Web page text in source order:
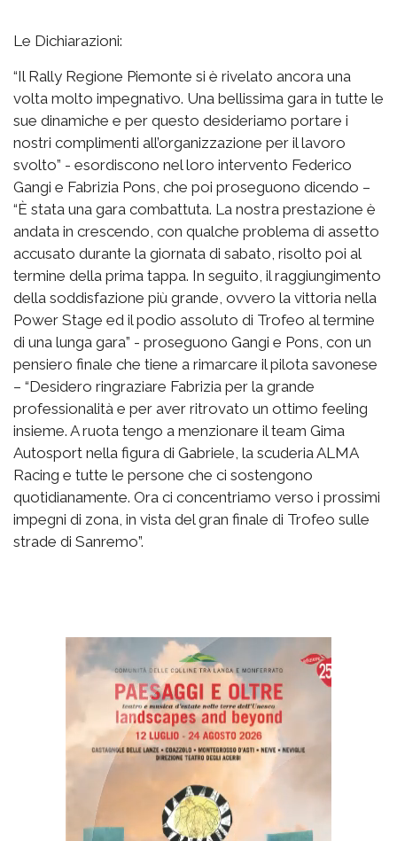
Le Dichiarazioni:
“Il Rally Regione Piemonte si è rivelato ancora una
volta molto impegnativo. Una bellissima gara in tutte le
sue dinamiche e per questo desideriamo portare i
nostri complimenti all’organizzazione per il lavoro
svolto” - esordiscono nel loro intervento Federico
Gangi e Fabrizia Pons, che poi proseguono dicendo –
“È stata una gara combattuta. La nostra prestazione è
andata in crescendo, con qualche problema di assetto
accusato durante la giornata di sabato, risolto poi al
termine della prima tappa. In seguito, il raggiungimento
della soddisfazione più grande, ovvero la vittoria nella
Power Stage ed il podio assoluto di Trofeo al termine
di una lunga gara” - proseguono Gangi e Pons, con un
pensiero finale che tiene a rimarcare il pilota savonese
– “Desidero ringraziare Fabrizia per la grande
professionalità e per aver ritrovato un ottimo feeling
insieme. A ruota tengo a menzionare il team Gima
Autosport nella figura di Gabriele, la scuderia ALMA
Racing e tutte le persone che ci sostengono
quotidianamente. Ora ci concentriamo verso i prossimi
impegni di zona, in vista del gran finale di Trofeo sulle
strade di Sanremo”.